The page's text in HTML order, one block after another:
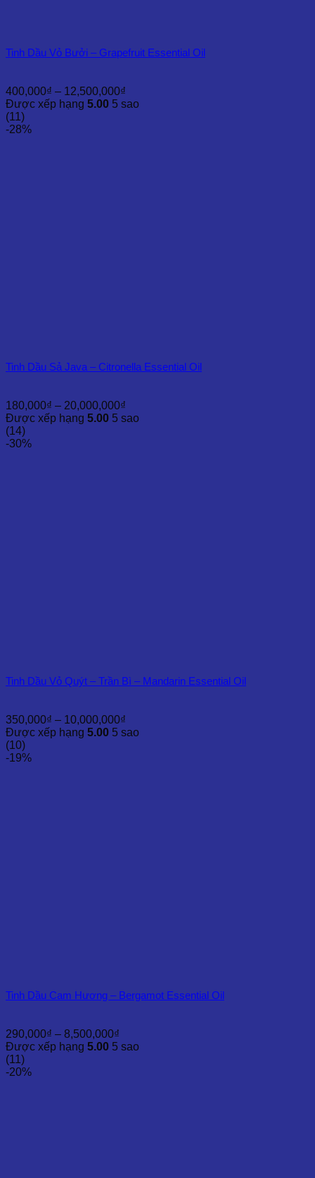
Tinh Dầu Vỏ Bưởi – Grapefruit Essential Oil
400,000₫ – 12,500,000₫
giá:
Được xếp hạng 5.00 5 sao
(11)
-28%
Tinh Dầu Sả Java – Citronella Essential Oil
180,000₫ – 20,000,000₫
giá:
Được xếp hạng 5.00 5 sao
(14)
-30%
Tinh Dầu Vỏ Quýt – Trần Bì – Mandarin Essential Oil
350,000₫ – 10,000,000₫
giá:
Được xếp hạng 5.00 5 sao
(10)
-19%
Tinh Dầu Cam Hương – Bergamot Essential Oil
290,000₫ – 8,500,000₫
giá:
Được xếp hạng 5.00 5 sao
(11)
-20%